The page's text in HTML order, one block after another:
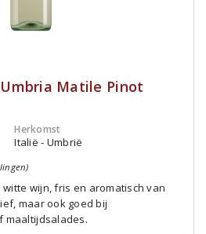
Matile Pinot
Herkomst
Italië - Umbrië
wijn, fris en aromatisch van
maar ook goed bij
maaltijdsalades.